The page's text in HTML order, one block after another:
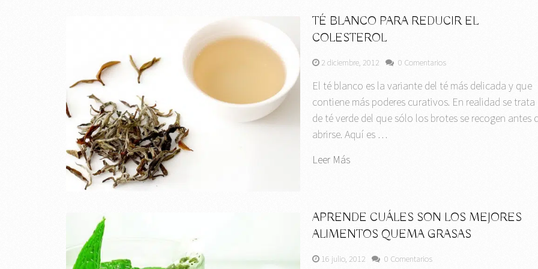
TÉ BLANCO PARA REDUCIR EL
COLESTEROL
2 diciembre, 2012 0 Comentarios
El té blanco es la variante del té más delicada y que
contiene más poderes curativos. En realidad se trata
de té verde del que sólo los brotes se recogen antes
abrirse. Aquí es …
Leer Más
APRENDE CUÁLES SON LOS MEJORES
ALIMENTOS QUEMA GRASAS
16 julio, 2012 0 Comentarios